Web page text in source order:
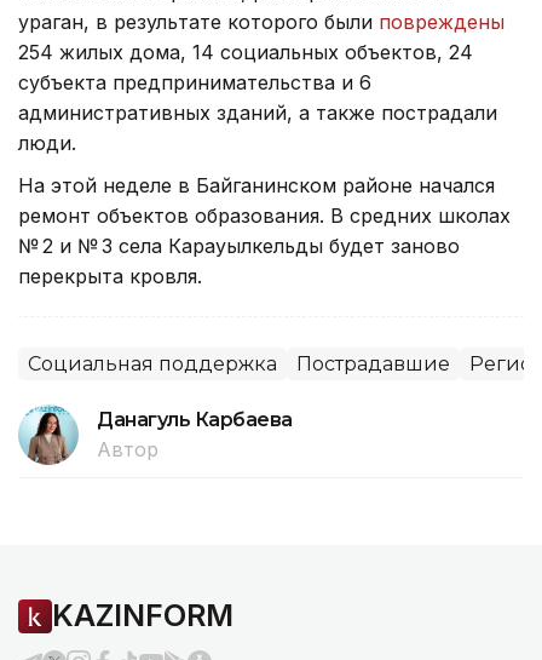
ураган, в результате которого были повреждены
254 жилых дома, 14 социальных объектов, 24
субъекта предпринимательства и 6
административных зданий, а также пострадали
люди.
На этой неделе в Байганинском районе начался
ремонт объектов образования. В средних школах
№ 2 и № 3 села Карауылкельды будет заново
перекрыта кровля.
Социальная поддержка Пострадавшие
Данагуль Карбаева
Автор
KAZINFORM